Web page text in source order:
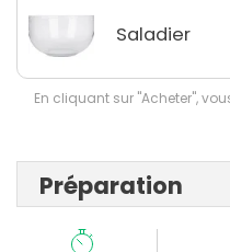
Saladier
En cliquant sur "Acheter",
Préparation